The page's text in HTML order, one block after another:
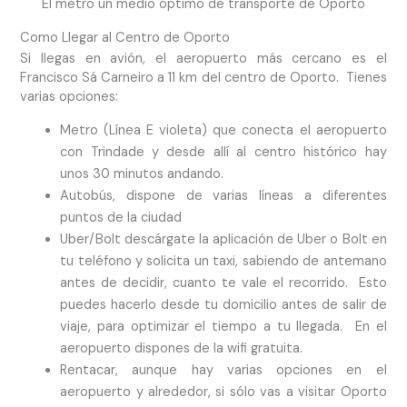
El metro un medio óptimo de transporte de Oporto
Como Llegar al Centro de Oporto
Si llegas en avión, el aeropuerto más cercano es el
Francisco Sá Carneiro a 11 km del centro de Oporto. Tienes
varias opciones:
Metro (Línea E violeta) que conecta el aeropuerto
con Trindade y desde allí al centro histórico hay
unos 30 minutos andando.
Autobús, dispone de varias líneas a diferentes
puntos de la ciudad
Uber/Bolt descárgate la aplicación de Uber o Bolt en
tu teléfono y solicita un taxi, sabiendo de antemano
antes de decidir, cuanto te vale el recorrido. Esto
puedes hacerlo desde tu domicilio antes de salir de
viaje, para optimizar el tiempo a tu llegada. En el
aeropuerto dispones de la wifi gratuita.
Rentacar, aunque hay varias opciones en el
aeropuerto y alrededor, si sólo vas a visitar Oporto